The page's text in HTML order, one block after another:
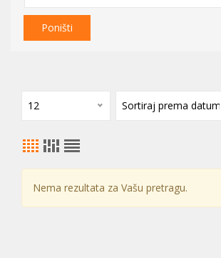
Poništi
12 Sortiraj prema datumu
Nema rezultata za Vašu pretragu.